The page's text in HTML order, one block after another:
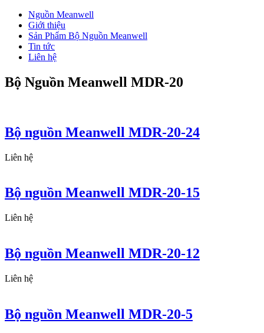
Nguồn Meanwell
Giới thiệu
Sản Phẩm Bộ Nguồn Meanwell
Tin tức
Liên hệ
Bộ Nguồn Meanwell MDR-20
Bộ nguồn Meanwell MDR-20-24
Liên hệ
Bộ nguồn Meanwell MDR-20-15
Liên hệ
Bộ nguồn Meanwell MDR-20-12
Liên hệ
Bộ nguồn Meanwell MDR-20-5